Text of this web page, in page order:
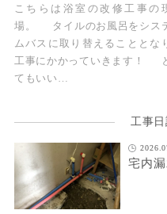
こちらは浴室の改修工事の
場。 タイルのお風呂をシス
ムバスに取り替えることとな
工事にかかっていきます！
てもいい…
工事
宅内